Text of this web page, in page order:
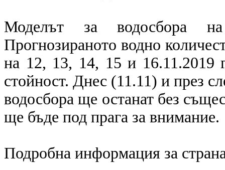
Моделът за водосбора
Прогнозираното водно
на 12, 13, 14, 15 и 16.11.2019
стойност. Днес (11.11) и през
водосбора ще останат без
ще бъде под прага за внимание.
Подробна информация за